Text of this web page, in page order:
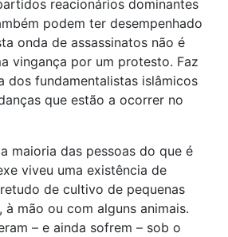
reacionários dominantes
podem ter desempenhado
onda de assassinatos não é
vingança por um protesto. Faz
dos fundamentalistas islâmicos
que estão a ocorrer no
maioria das pessoas do que é
viveu uma existência de
de cultivo de pequenas
à mão ou com alguns animais.
– e ainda sofrem – sob o